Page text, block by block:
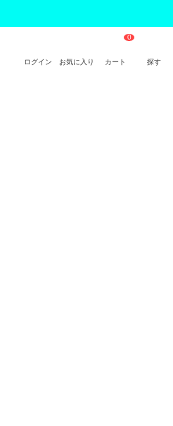
ログイン お気に入り カート 探す